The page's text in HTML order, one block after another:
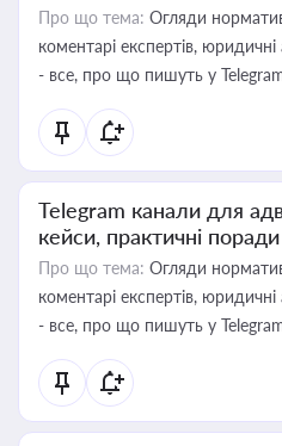
Про що тема: Огляди
коментарі експертів,
- все, про що пишуть у
Telegram канали для
кейси, практичні поради
Про що тема: Огляди
коментарі експертів,
- все, про що пишуть у